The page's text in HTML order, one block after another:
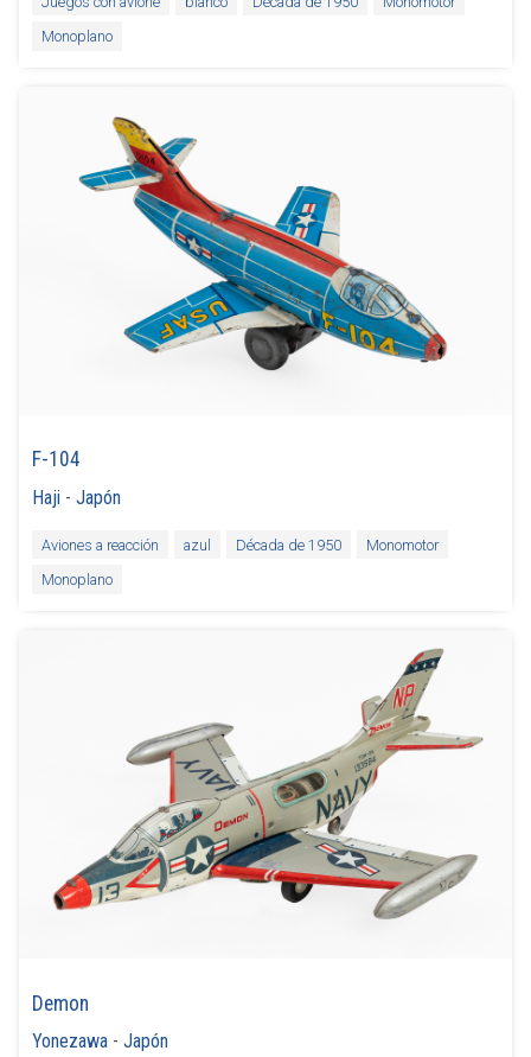
Monoplano
F-104
Haji -Japón
Aviones a reacción azul Década de 1950
Monomotor
Monoplano
Demon
Yonezawa -Japón